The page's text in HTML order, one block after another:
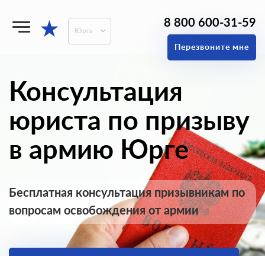
★ Юрга
8 800 600-31-59
Перезвоните мне
Консультация
юриста по призыву
в армию Юрге
Бесплатная консультация призывникам по
вопросам освобождения от армии